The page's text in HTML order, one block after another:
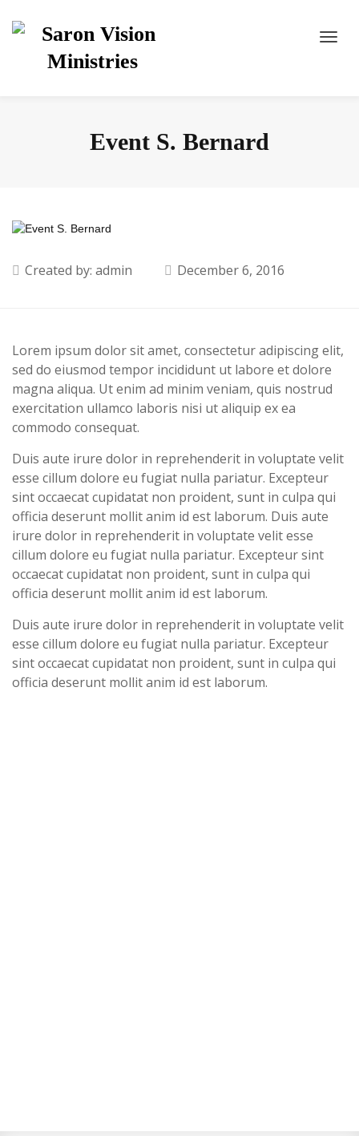
Event S. Bernard
Created by: admin December 6, 2016
Lorem ipsum dolor sit amet, consectetur adipiscing elit,
sed do eiusmod tempor incididunt ut labore et dolore
magna aliqua. Ut enim ad minim veniam, quis nostrud
exercitation ullamco laboris nisi ut aliquip ex ea
commodo consequat.
Duis aute irure dolor in reprehenderit in voluptate velit
esse cillum dolore eu fugiat nulla pariatur. Excepteur
sint occaecat cupidatat non proident, sunt in culpa qui
officia deserunt mollit anim id est laborum. Duis aute
irure dolor in reprehenderit in voluptate velit esse
cillum dolore eu fugiat nulla pariatur. Excepteur sint
occaecat cupidatat non proident, sunt in culpa qui
officia deserunt mollit anim id est laborum.
Duis aute irure dolor in reprehenderit in voluptate velit
esse cillum dolore eu fugiat nulla pariatur. Excepteur
sint occaecat cupidatat non proident, sunt in culpa qui
officia deserunt mollit anim id est laborum.